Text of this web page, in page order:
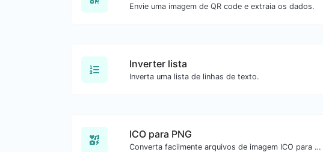
Envie uma imagem de QR code e extraia os dados.
Inverter lista
Inverta uma lista de linhas de texto.
ICO para PNG
Converta facilmente arquivos de imagem ICO para PNG.